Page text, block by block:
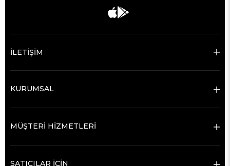
İLETİŞİM
KURUMSAL
MÜŞTERİ HİZMETLERİ
SATICILAR İÇİN